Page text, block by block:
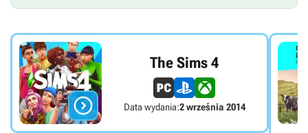

The Sims 4
Data wydania:2 września 2014